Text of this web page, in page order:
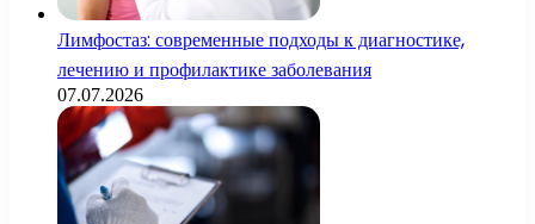
Лимфостаз: современные подходы к диагностике,
лечению и профилактике заболевания
07.07.2026